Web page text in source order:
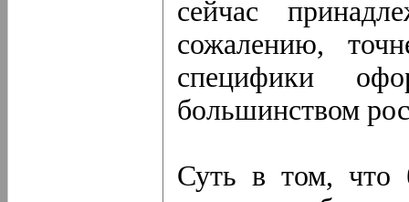
сейчас
сожалению,
специфики
большинством
Суть в том, что